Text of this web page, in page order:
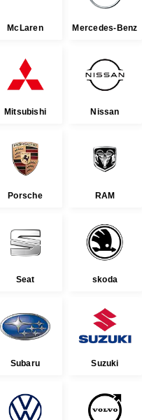
McLaren Mercedes-Benz
Mitsubishi Nissan
Porsche RAM
Seat skoda
Subaru Suzuki